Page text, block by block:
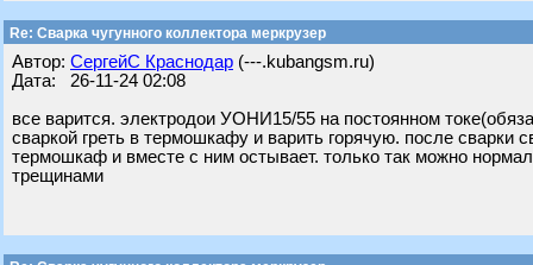
Re: Сварка чугунного коллектора меркрузер
Автор: СергейС Краснодар (---.kubangsm.ru)
Дата: 26-11-24 02:08
все варится. электродои УОНИ15/55 на постоянном
сваркой греть в термошкафу и варить горячую. после
термошкаф и вместе с ним остывает. только так можно
трещинами